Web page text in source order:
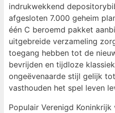
indrukwekkend
afgesloten 7.000 geheim
één C beroemd pakket
uitgebreide verzameling
toegang hebben tot de
bevrijden en tijdloze
ongeëvenaarde stijl gelijk
vasthouden het spel leven
Populair Verenigd